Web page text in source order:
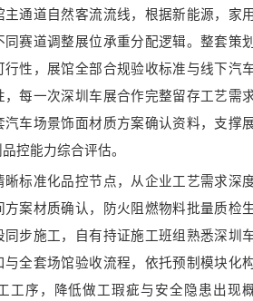
主通道自然客流流线，根据新能源，家
同赛道调整展位承重分配逻辑。整套策
行性，展馆全部合规验收标准与线下汽
，每一次深圳车展合作完整留存工艺需
汽车场景饰面材质方案确认资料，支撑
控能力综合评估。
晰标准化品控节点，从企业工艺需求深
方案材质确认，防火阻燃物料批量质检
同步施工，自有持证施工班组熟悉深圳
与全套场馆验收流程，依托预制模块化
工序，降低做工瑕疵与安全隐患出现